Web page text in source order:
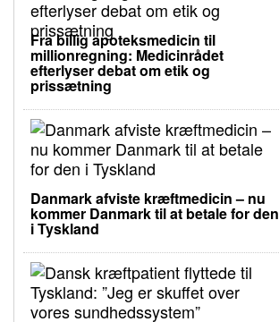
Fra billig apoteksmedicin til
millionregning: Medicinrådet
efterlyser debat om etik og
prissætning
Danmark afviste kræftmedicin – nu
kommer Danmark til at betale for den
i Tyskland